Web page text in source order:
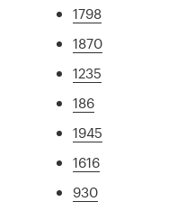
1798
1870
1235
186
1945
1616
930